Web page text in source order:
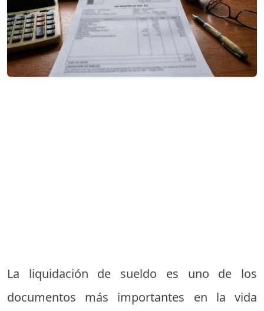
La liquidación de sueldo es uno de los
documentos más importantes en la vida